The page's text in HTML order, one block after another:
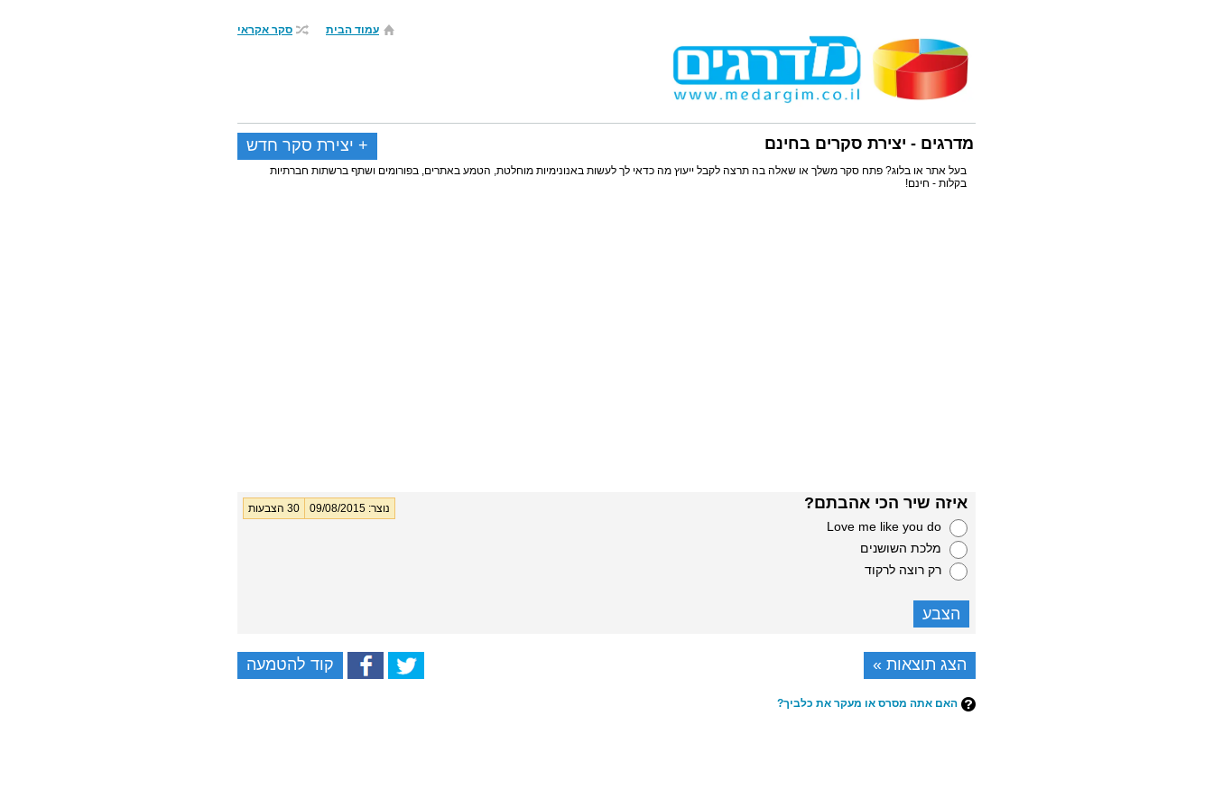
עמוד הבית סקר אקראי
+ יצירת סקר חדש מדרגים - יצירת סקרים בחינם
בעל אתר או בלוג? פתח סקר משלך או שאלה בה תרצה לקבל ייעוץ מה כדאי לך לעשות באנונימיות מוחלטת, הטמע באתרים, בפורומים ושתף ברשתות חברתיות
בקלות - חינם!
30 הצבעות נוצר: 09/08/2015 איזה שיר הכי אהבתם?
Love me like you do
מלכת השושנים
רק רוצה לרקוד
קוד להטמעה הצג תוצאות »
האם אתה מסרס או מעקר את כלביך?